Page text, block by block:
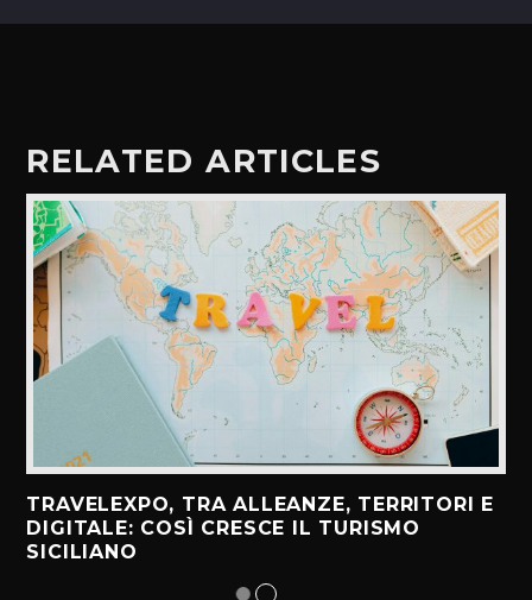
RELATED ARTICLES
TRAVELEXPO, TRA ALLEANZE, TERRITORI E
DIGITALE: COSÌ CRESCE IL TURISMO
SICILIANO